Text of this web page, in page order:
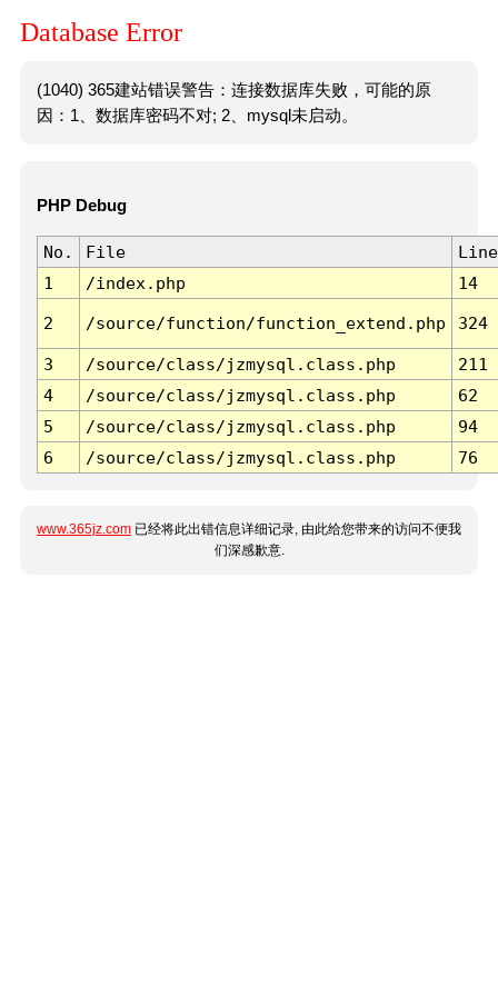
Database Error
(1040) 365建站错误警告：连接数据库失败，可能的原
因：1、数据库密码不对; 2、mysql未启动。
PHP Debug
No. File
Line
1
/index.php 14
2 /source/function/function_extend.php 324
3 /source/class/jzmysql.class.php
211
4
/source/class/jzmysql.class.php
62
5
/source/class/jzmysql.class.php
94
6
/source/class/jzmysql.class.php 76
www.365jz.com 已经将此出错信息详细记录, 由此给您带来的访问不便我
们深感歉意.